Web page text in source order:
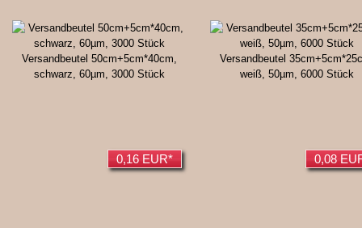
0,16 EUR*
Versandbeutel 50cm+5cm*40cm,
schwarz, 60µm, 3000 Stück
0,08
Versandbeutel
weiß, 50µm, 6000 Stück